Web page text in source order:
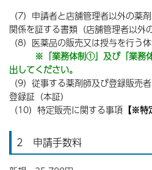
（7）申請者と店舗管理者以外の薬
関係を証する書類（店舗管理者以外
（8）医薬品の販売又は授与を行う
※ 「業務体制①」及び「業
出してください。
（9）従事する薬剤師及び登録販売
登録証（本証）
（10）特定販売に関する事項 【※特
2 申請手数料